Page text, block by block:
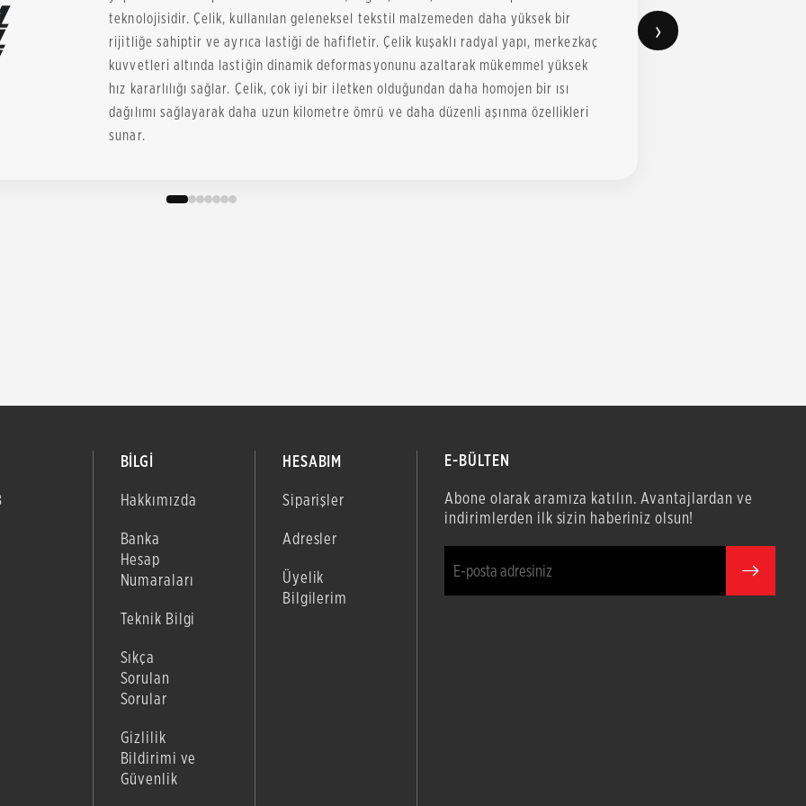
teknolojisidir. Çelik, kullanılan geleneksel tekstil malzemeden daha yüksek bir
rijitliğe sahiptir ve ayrıca lastiği de hafifletir. Çelik kuşaklı radyal yapı, merkezkaç
kuvvetleri altında lastiğin dinamik deformasyonunu azaltarak mükemmel yüksek
hız kararlılığı sağlar. Çelik, çok iyi bir iletken olduğundan daha homojen bir ısı
dağılımı sağlayarak daha uzun kilometre ömrü ve daha düzenli aşınma özellikleri
sunar.
›
BİLGİ
Hakkımızda
Banka
Hesap
Numaraları
Teknik Bilgi
Sıkça
Sorulan
Sorular
Gizlilik
Bildirimi ve
Güvenlik
HESABIM
Siparişler
Adresler
Üyelik
Bilgilerim
E-BÜLTEN
Abone olarak aramıza katılın. Avantajlardan ve
indirimlerden ilk sizin haberiniz olsun!